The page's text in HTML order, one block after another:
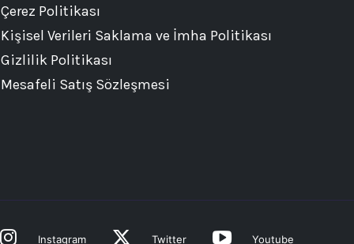
Çerez Politikası
Kişisel Verileri Saklama ve İmha Politikası
Gizlilik Politikası
Mesafeli Satış Sözleşmesi
Instagram Twitter Youtube